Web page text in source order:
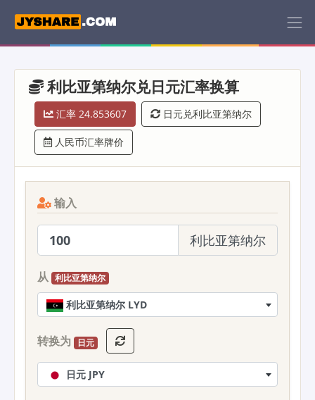
利比亚第纳尔兑日元汇率换算
汇率 24.853607 日元兑利比亚第纳尔
人民币汇率牌价
输入
利比亚第纳尔
从 利比亚第纳尔
利比亚第纳尔 LYD
转换为 日元
日元 JPY